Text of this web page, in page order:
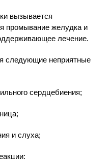
вызывается
промывание желудка и
лечение.
следующие неприятные
сердцебиения;
и слуха;